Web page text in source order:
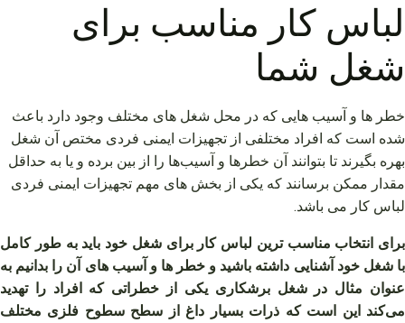
لباس کار مناسب برای
شغل شما
خطر ها و آسیب هایی که در محل شغل های مختلف وجود دارد باعث
شده است که افراد مختلفی از تجهیزات ایمنی فردی مختص آن شغل
بهره بگیرند تا بتوانند آن خطرها و آسیب‌ها را از بین برده و یا به حداقل
مقدار ممکن برسانند که یکی از بخش های مهم تجهیزات ایمنی فردی
لباس کار می باشد.
برای انتخاب مناسب ترین لباس کار برای شغل خود باید به طور کامل
با شغل خود آشنایی داشته باشید و خطر ها و آسیب های آن را بدانیم به
عنوان مثال در شغل برشکاری یکی از خطراتی که افراد را تهدید
می‌کند این است که ذرات بسیار داغ از سطح سطوح فلزی مختلف